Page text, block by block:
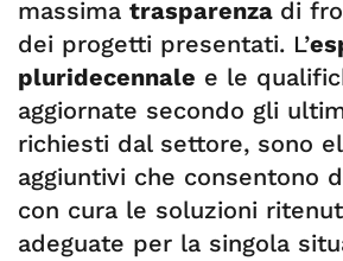
massima trasparenza di
dei progetti presentati. L’
pluridecennale e le
aggiornate secondo gli
richiesti dal settore, sono
aggiuntivi che consentono
con cura le soluzioni
adeguate per la singola